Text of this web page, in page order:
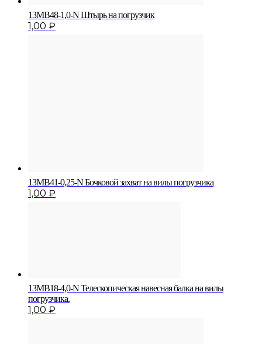
13MB48-1,0-N Штырь на погрузчик
1,00 ₽
13MB41-0,25-N Бочковой захват на вилы погрузчика
1,00 ₽
13MB18-4,0-N Телескопическая навесная балка на вилы
погрузчика.
1,00 ₽